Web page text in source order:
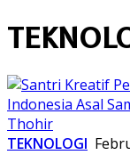
TEKNOLOGI